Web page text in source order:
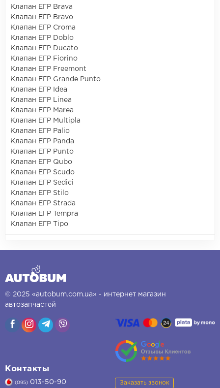
Клапан ЕГР Brava
Клапан ЕГР Bravo
Клапан ЕГР Croma
Клапан ЕГР Doblo
Клапан ЕГР Ducato
Клапан ЕГР Fiorino
Клапан ЕГР Freemont
Клапан ЕГР Grande Punto
Клапан ЕГР Idea
Клапан ЕГР Linea
Клапан ЕГР Marea
Клапан ЕГР Multipla
Клапан ЕГР Palio
Клапан ЕГР Panda
Клапан ЕГР Punto
Клапан ЕГР Qubo
Клапан ЕГР Scudo
Клапан ЕГР Sedici
Клапан ЕГР Stilo
Клапан ЕГР Strada
Клапан ЕГР Tempra
Клапан ЕГР Tipo
© 2025 «autobum.com.ua» - интернет магазин
автозапчастей
Контакты
(095) 013-50-90 Заказать звонок